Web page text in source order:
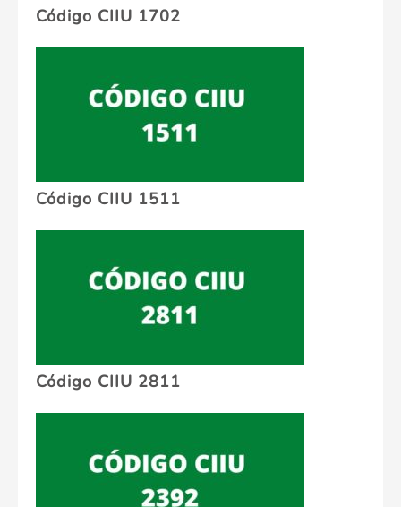
Código CIIU 1702
Código CIIU 1511
Código CIIU 2811